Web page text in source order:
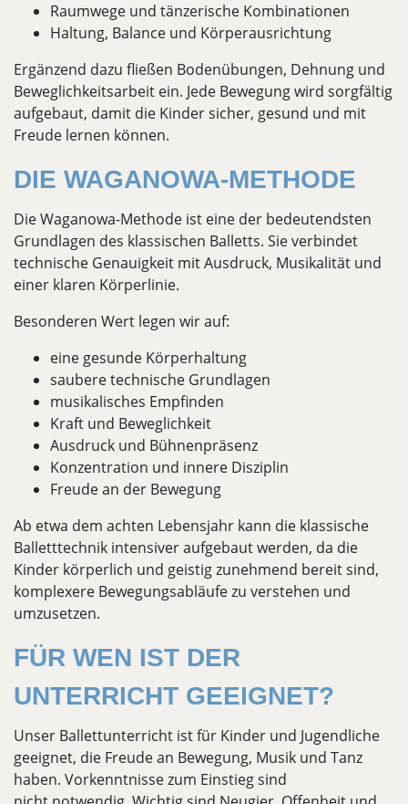
Raumwege und tänzerische Kombinationen
Haltung, Balance und Körperausrichtung
Ergänzend dazu fließen Bodenübungen, Dehnung und
Beweglichkeitsarbeit ein. Jede Bewegung wird sorgfältig
aufgebaut, damit die Kinder sicher, gesund und mit
Freude lernen können.
DIE WAGANOWA-METHODE
Die Waganowa-Methode ist eine der bedeutendsten
Grundlagen des klassischen Balletts. Sie verbindet
technische Genauigkeit mit Ausdruck, Musikalität und
einer klaren Körperlinie.
Besonderen Wert legen wir auf:
eine gesunde Körperhaltung
saubere technische Grundlagen
musikalisches Empfinden
Kraft und Beweglichkeit
Ausdruck und Bühnenpräsenz
Konzentration und innere Disziplin
Freude an der Bewegung
Ab etwa dem achten Lebensjahr kann die klassische
Balletttechnik intensiver aufgebaut werden, da die
Kinder körperlich und geistig zunehmend bereit sind,
komplexere Bewegungsabläufe zu verstehen und
umzusetzen.
FÜR WEN IST DER
UNTERRICHT GEEIGNET?
Unser Ballettunterricht ist für Kinder und Jugendliche
geeignet, die Freude an Bewegung, Musik und Tanz
haben. Vorkenntnisse zum Einstieg sind